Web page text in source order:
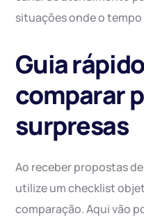
situações onde o tempo
Guia
comparar
surpresas
Ao receber propostas
utilize um checklist
comparação. Aqui vão